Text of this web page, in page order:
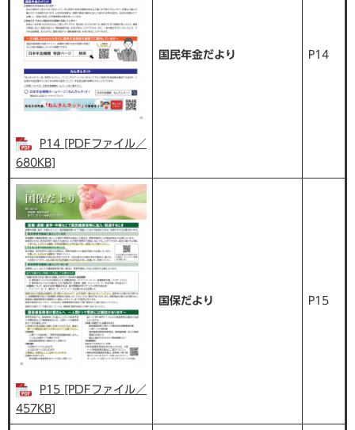
P14 [PDFファイル／
680KB]
国民年金だより P14
P15 [PDFファイル／
457KB]
国保だより P15